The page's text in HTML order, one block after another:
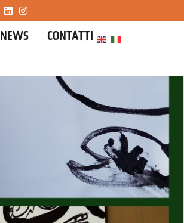
NEWS CONTATTI